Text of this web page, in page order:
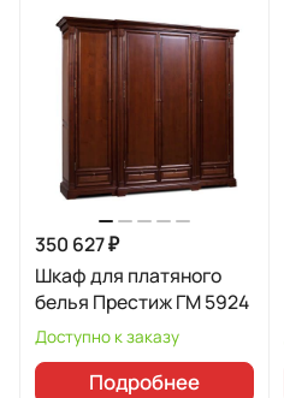
350 627 ₽
Шкаф для платяного
белья Престиж ГМ 5924
Доступно к заказу
Подробнее